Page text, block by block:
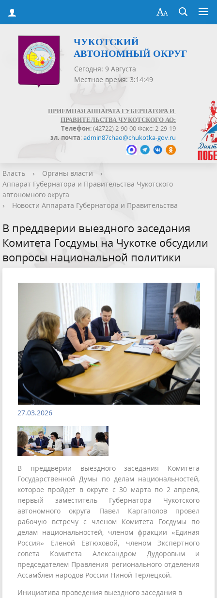
ЧУКОТСКИЙ
АВТОНОМНЫЙ ОКРУГ
Сегодня: 9 Августа
Местное время: 3:14:50
ПРИЕМНАЯ АППАРАТА ГУБЕРНАТОРА И
ПРАВИТЕЛЬСТВА ЧУКОТСКОГО АО:
Телефон: (42722) 2-90-00 Факс: 2-29-19
эл. почта:admin87chao@chukotka-gov.ru
Власть › Органы власти
›
Аппарат Губернатора и Правительства Чукотского
автономного округа
›
Новости Аппарата Губернатора и Правительства
В преддверии выездного заседания
Комитета Госдумы на Чукотке обсудили
вопросы национальной политики
27.03.2026
В преддверии выездного заседания Комитета
Государственной Думы по делам национальностей,
которое пройдет в округе с 30 марта по 2 апреля,
первый заместитель Губернатора Чукотского
автономного округа Павел Каргаполов провел
рабочую встречу с членом Комитета Госдумы по
делам национальностей, членом фракции «Единая
Россия» Еленой Евтюховой, членом Экспертного
совета Комитета Александром Дудоровым и
председателем Правления регионального отделения
Ассамблеи народов России Ниной Терлецкой.
Инициатива проведения выездного заседания в